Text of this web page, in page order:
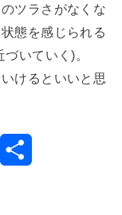
ツラさがなくな
態を感じられる
いていく)。
けるといいと思